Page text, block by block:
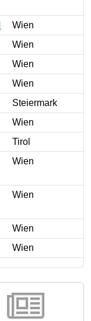
Wien
Wien
Wien
Wien
Steiermark
Wien
Tirol
Wien
Wien
Wien
Wien